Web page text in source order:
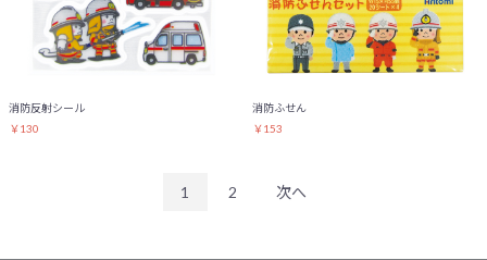
消防反射シール
￥130
消防ふせん
￥153
1 2 次へ